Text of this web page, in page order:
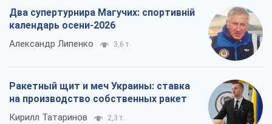
Два супертурнира Магучих: спортивній
календарь осени-2026
Александр Липенко 3,6 т.
Ракетный щит и меч Украины: ставка
на производство собственных ракет
Кирилл Татаринов 2,3 т.